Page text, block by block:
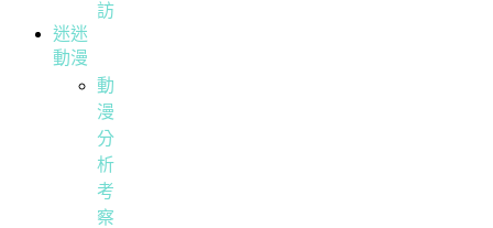
訪
迷迷
動漫
動
漫
分
析
考
察